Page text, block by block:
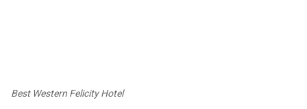
Best Western Felicity Hotel